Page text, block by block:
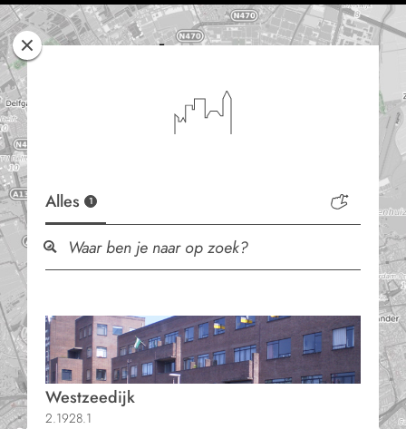
Rotterdam
Alles 1
Westzeedijk
2.1928.1